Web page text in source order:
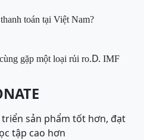
toán tại Việt Nam?
gặp một loại rủi ro.D. IMF
sản phẩm tốt hơn, đạt
tập cao hơn